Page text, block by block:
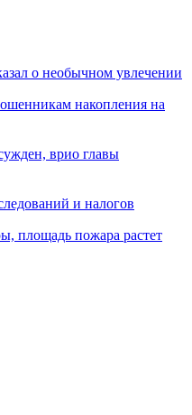
о необычном увлечении
накопления на
врио главы
и налогов
площадь пожара растет